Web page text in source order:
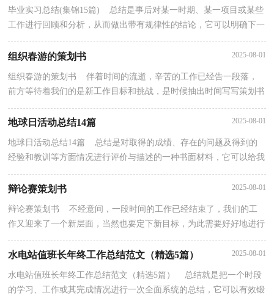
毕业实习总结(集锦15篇) 总结是事后对某一时期、某一项目或某些
工作进行回顾和分析，从而做出带有规律性的结论，它可以明确下一
步的工作方向，少走弯路，少犯错误，提高工作效益，让...
组织春游的策划书 2025-08-01
组织春游的策划书 伴着时间的流逝，辛苦的工作已经告一段落，
前方等待着我们的是新工作目标和挑战，是时候抽出时间写写策划书
地球日活动总结14篇 2025-08-01
地球日活动总结14篇 总结是对取得的成绩、存在的问题及得到的
经验和教训等方面情况进行评价与描述的一种书面材料，它可以给我
们下一阶段的学习和工作生活做指导，不如静下心...
辩论赛策划书 2025-08-01
辩论赛策划书 不经意间，一段时间的工作已经结束了，我们的工
作又迎来了一个新层面，当然也要定下新目标，为此需要好好地进行
水电站值班长年终工作总结范文（精选5篇） 2025-08-01
水电站值班长年终工作总结范文（精选5篇） 总结就是把一个时段
的学习、工作或其完成情况进行一次全面系统的总结，它可以有效锻